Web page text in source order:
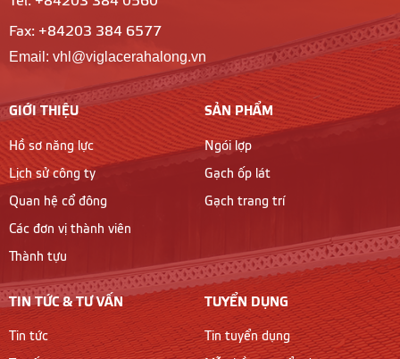
Fax: +84203 384 6577
Email: vhl@viglacerahalong.vn
GIỚI THIỆU
Hồ sơ năng lực
Lịch sử công ty
Quan hệ cổ đông
Các đơn vị thành viên
Thành tựu
SẢN PHẨM
Ngói lợp
Gạch ốp lát
Gạch trang trí
TIN TỨC & TƯ VẤN
Tin tức
TUYỂN DỤNG
Tin tuyển dụng